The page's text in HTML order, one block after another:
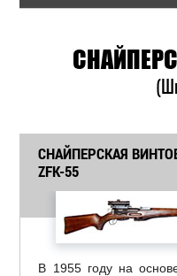
СНАЙПЕРСКАЯ
ZFK-55
В 1955 году на